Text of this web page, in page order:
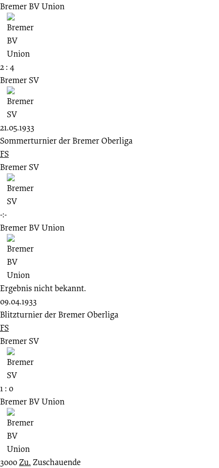
Bremer BV Union
2 : 4
Bremer SV
21.05.1933
Sommerturnier der Bremer Oberliga
FS
Bremer SV
-:-
Bremer BV Union
Ergebnis nicht bekannt.
09.04.1933
Blitzturnier der Bremer Oberliga
FS
Bremer SV
1 : 0
Bremer BV Union
3000Zu. Zuschauende